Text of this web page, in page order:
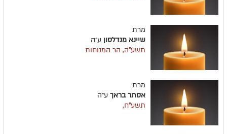
מרת
שיינא מנדלסון ע״ה
תשע"ה, הר המנוחות
מרת
אסתר בראך ע״ה
תשע"ח,